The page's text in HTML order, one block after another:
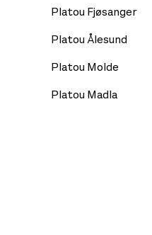
Platou Fjøsanger
Platou Ålesund
Platou Molde
Platou Madla